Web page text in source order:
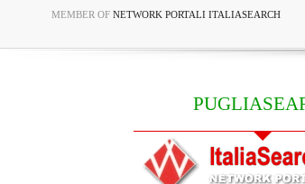
MEMBER OF NETWORK PORTALI ITALIASEARCH